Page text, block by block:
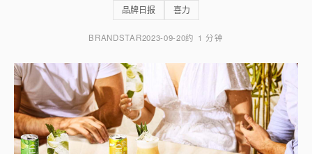
品牌日报 喜力
BRANDSTAR2023-09-20约 1 分钟